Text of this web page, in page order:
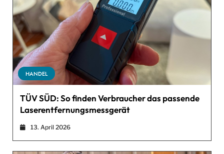
HANDEL
TÜV SÜD: So finden Verbraucher das passende
Laserentfernungsmessgerät
13. April 2026